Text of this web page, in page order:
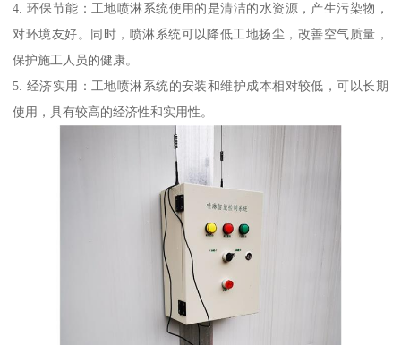
4. 环保节能：工地喷淋系统使用的是清洁的水资源，产生污染物，
对环境友好。同时，喷淋系统可以降低工地扬尘，改善空气质量，
保护施工人员的健康。
5. 经济实用：工地喷淋系统的安装和维护成本相对较低，可以长期
使用，具有较高的经济性和实用性。